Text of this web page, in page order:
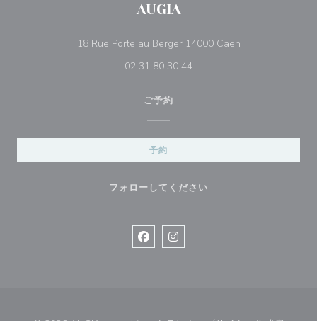
AUGIA
18 Rue Porte au Berger 14000 Caen((新しいウィン
02 31 80 30 44
ご予約
予約
フォローしてください
Facebook ((新しいウィンドウで
Instagram ((新しいウィンド